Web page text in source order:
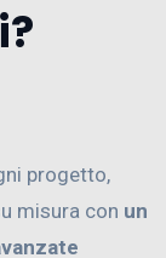
progetto,
misura con un